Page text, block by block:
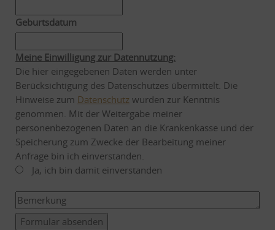
Geburtsdatum
Meine Einwilligung zur Datennutzung:
Die hier eingegebenen Daten werden unter
Berücksichtigung des Datenschutzes übermittelt. Die
Hinweise zum Datenschutz wurden zur Kenntnis
genommen. Mit der Weitergabe meiner
personenbezogenen Daten an die Krankenkasse und der
Speicherung zum Zwecke der Bearbeitung meiner
Anfrage bin ich einverstanden.
Ja, ich bin damit einverstanden
Formular absenden